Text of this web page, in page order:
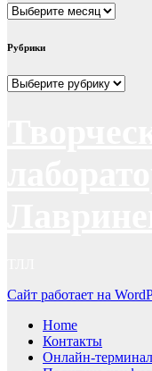
Архивы
Рубрики
Рубрики
Сайт работает на
Home
Контакты
Онлайн-терминал